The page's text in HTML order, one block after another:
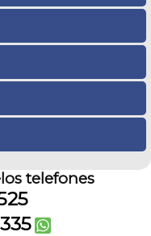
telefones